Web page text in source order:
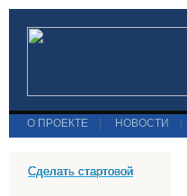
О ПРОЕКТЕ НОВОСТИ
Сделать стартовой